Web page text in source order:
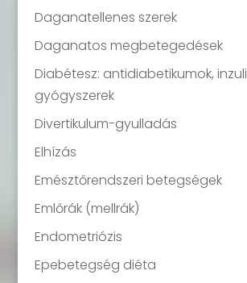
Daganatellenes szerek
Daganatos megbetegedések
Diabétesz: antidiabetikumok,
gyógyszerek
Divertikulum-gyulladás
Elhízás
Emésztőrendszeri betegségek
Emlőrák (mellrák)
Endometriózis
Epebetegség diéta